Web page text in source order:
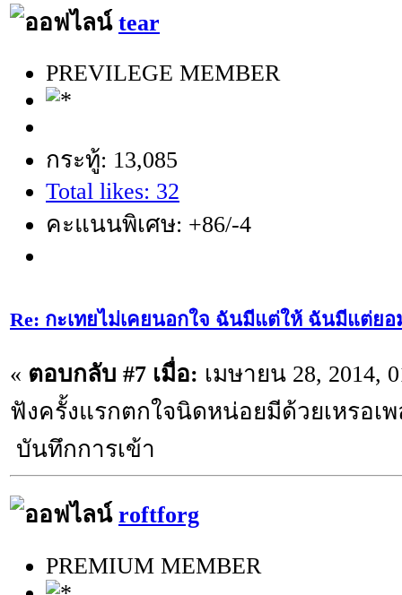
tear
PREVILEGE MEMBER
กระทู้: 13,085
Total likes: 32
คะแนนพิเศษ: +86/-4
Re: กะเทยไม่เคยนอกใจ ฉันมีแต่ให้ ฉันมีแต่ยอ
« ตอบกลับ #7 เมื่อ: เมษายน 28, 2014,
ฟังครั้งแรกตกใจนิดหน่อยมีด้วยเหรอเ
บันทึกการเข้า
roftforg
PREMIUM MEMBER